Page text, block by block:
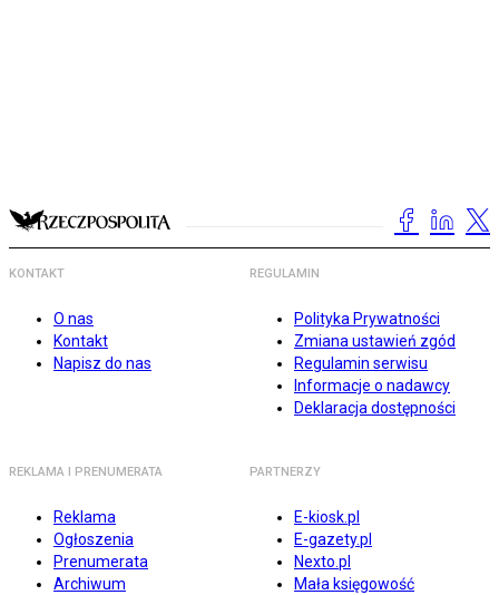
KONTAKT
O nas
Kontakt
Napisz do nas
REGULAMIN
Polityka Prywatności
Zmiana ustawień zgód
Regulamin serwisu
Informacje o nadawcy
Deklaracja dostępności
REKLAMA I PRENUMERATA
Reklama
Ogłoszenia
Prenumerata
Archiwum
PARTNERZY
E-kiosk.pl
E-gazety.pl
Nexto.pl
Mała księgowość